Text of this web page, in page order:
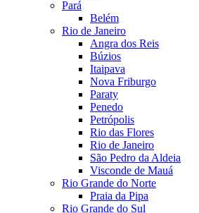
Pará
Belém
Rio de Janeiro
Angra dos Reis
Búzios
Itaipava
Nova Friburgo
Paraty
Penedo
Petrópolis
Rio das Flores
Rio de Janeiro
São Pedro da Aldeia
Visconde de Mauá
Rio Grande do Norte
Praia da Pipa
Rio Grande do Sul